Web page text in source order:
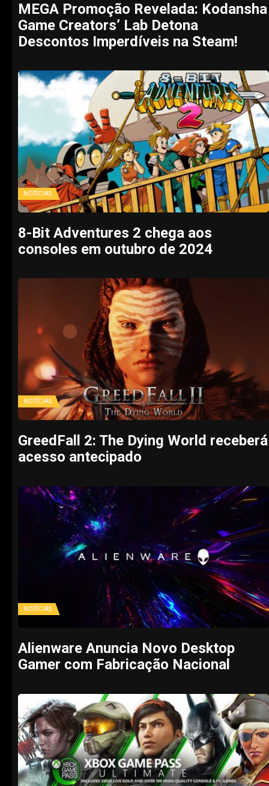
MEGA Promoção Revelada: Kodansha
Game Creators’ Lab Detona
Descontos Imperdíveis na Steam!
NOTÍCIAS
8-Bit Adventures 2 chega aos
consoles em outubro de 2024
NOTÍCIAS
GreedFall 2: The Dying World receberá
acesso antecipado
NOTÍCIAS
Alienware Anuncia Novo Desktop
Gamer com Fabricação Nacional